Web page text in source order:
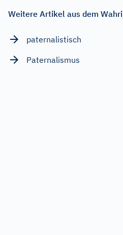
Weitere Artikel aus dem
paternalistisch
Paternalismus